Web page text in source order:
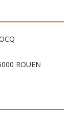
ROUEN